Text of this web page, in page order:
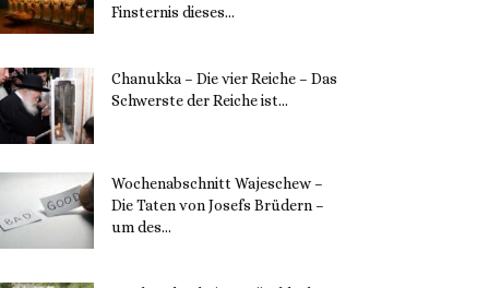
Finsternis dieses...
Chanukka – Die vier Reiche – Das
Schwerste der Reiche ist...
Wochenabschnitt Wajeschew –
Die Taten von Josefs Brüdern –
um des...